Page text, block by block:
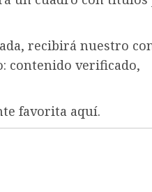
recibirá nuestro
contenido verificado,
favorita aquí.